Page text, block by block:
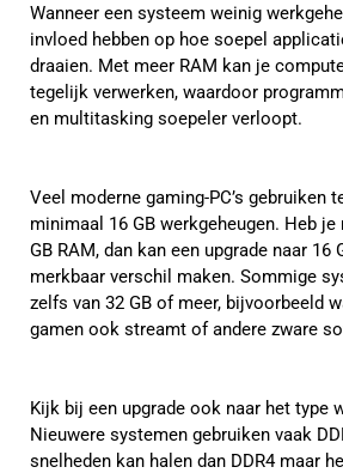
Wanneer een systeem weinig
invloed hebben op hoe soepel
draaien. Met meer RAM kan je
tegelijk verwerken, waardoor
en multitasking soepeler verloopt.
Veel moderne gaming-PC’s gebruiken
minimaal 16 GB werkgeheugen. Heb
GB RAM, dan kan een upgrade naar 16
merkbaar verschil maken. Sommige
zelfs van 32 GB of meer, bijvoorbeeld
gamen ook streamt of andere zware
Kijk bij een upgrade ook naar het type
Nieuwere systemen gebruiken vaak
snelheden kan halen dan DDR4 maar